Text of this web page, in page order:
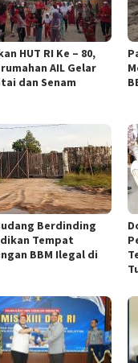
HUT RI Ke – 80,
AIL Gelar
dan Senam
Berdinding
Tempat
BBM Ilegal di